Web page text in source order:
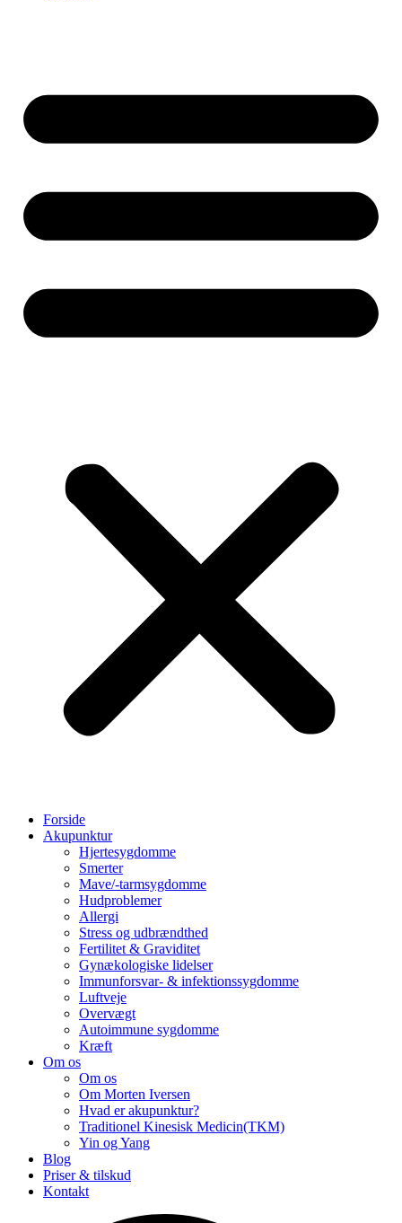
Forside
Akupunktur
Hjertesygdomme
Smerter
Mave/-tarmsygdomme
Hudproblemer
Allergi
Stress og udbrændthed
Fertilitet & Graviditet
Gynækologiske lidelser
Immunforsvar- & infektionssygdomme
Luftveje
Overvægt
Autoimmune sygdomme
Kræft
Om os
Om os
Om Morten Iversen
Hvad er akupunktur?
Traditionel Kinesisk Medicin(TKM)
Yin og Yang
Blog
Priser & tilskud
Kontakt